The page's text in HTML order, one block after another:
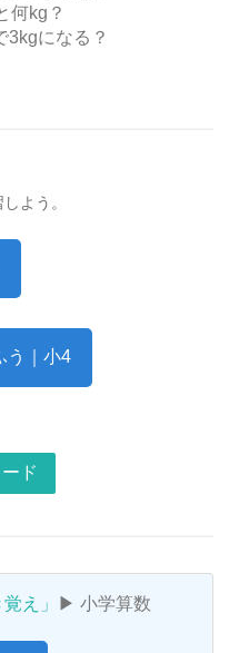
何kg？
になる？
よう。
う｜小4
ド
覚え」 ▶ 小学算数